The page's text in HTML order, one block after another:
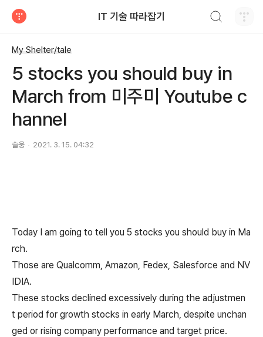
IT 기술 따라잡기
My Shelter/tale
5 stocks you should buy in
March from 미주미 Youtube c
hannel
솔웅 2021. 3. 15. 04:32
Today I am going to tell you 5 stocks you should buy in Ma
rch.
Those are Qualcomm, Amazon, Fedex, Salesforce and NV
IDIA.
These stocks declined excessively during the adjustmen
t period for growth stocks in early March, despite unchan
ged or rising company performance and target price.